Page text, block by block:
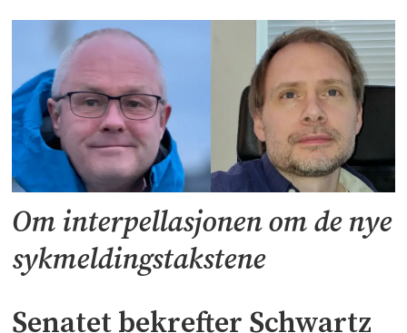
Om interpellasjonen om de nye
sykmeldingstakstene
Senatet bekrefter Schwartz